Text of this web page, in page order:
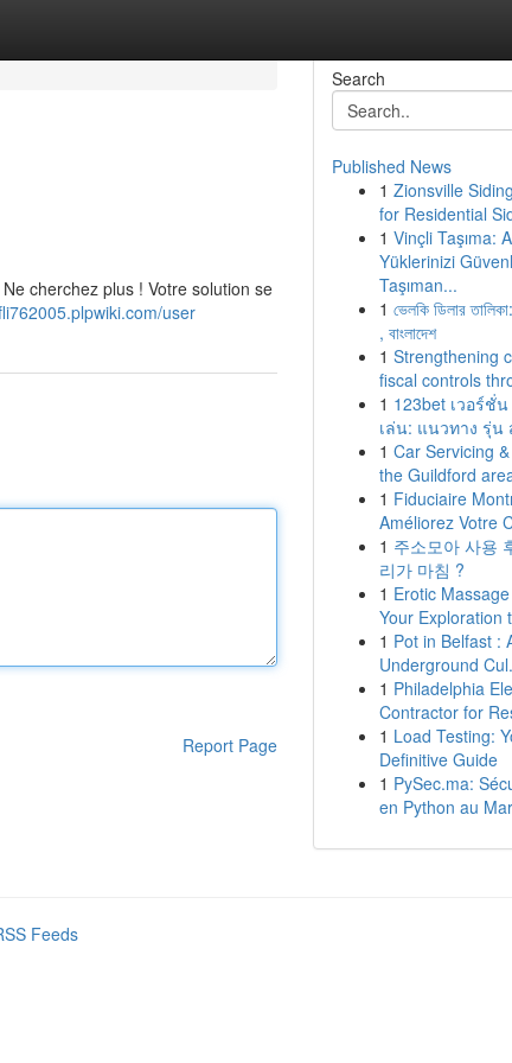
cherchez plus ! Votre solution se
user
Report Page
Search
Published News
1 Zionsville
for Residential
1 Vinçli Taşıma:
Yüklerinizi
Taşıman...
1 ভেলকি ডিলার
, বাংলাদেশ
1 Strengthening
fiscal controls
1 123bet เวอร์ชั่
เล่น: แนวทาง รุ่น
1 Car Servicing
the Guildford
1 Fiduciaire
Améliorez Votre
1 주소모아 사용
리가 마침 ?
1 Erotic
Your Exploration
1 Pot in Belfast :
Underground
1 Philadelphia
Contractor for
1 Load Testing:
Definitive Guide
1 PySec.ma:
en Python au
Feeds